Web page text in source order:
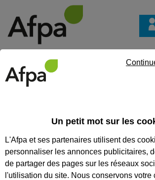
FORMATION À
DÉVELOPPEUR
MOBILE - OPTION
Un petit mot sur les
L'Afpa et ses partenaires utilisent des
personnaliser les annonces publicitaires,
de partager des pages sur les réseaux
l'utilisation du site. Nous conservons votre